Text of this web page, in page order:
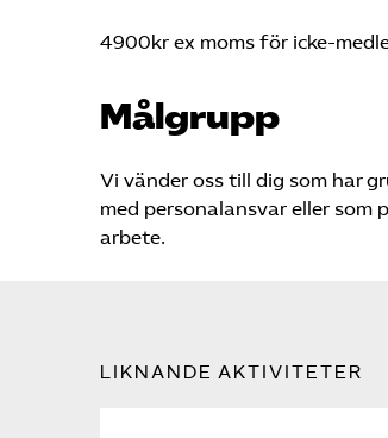
4900kr ex moms för icke-
Målgrupp
Vi vänder oss till dig som har
med personalansvar eller
arbete.
LIKNANDE AKTIVITETER